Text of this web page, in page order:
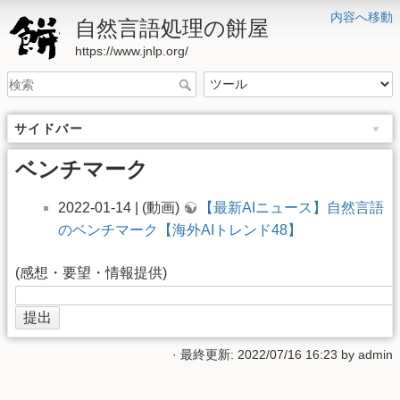
内容へ移動
自然言語処理の餅屋
https://www.jnlp.org/
サイドバー
ベンチマーク
2022-01-14 | (動画)
【最新AIニュース】自然言語
のベンチマーク【海外AIトレンド48】
(感想・要望・情報提供)
· 最終更新: 2022/07/16 16:23 by admin